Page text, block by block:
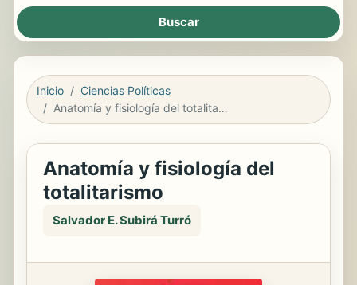
Inicio
Ciencias Políticas
Anatomía y fisiología del totalitarismo
Anatomía y fisiología del
totalitarismo
Salvador E. Subirá Turró